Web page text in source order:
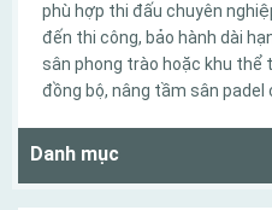
phù hợp thi đấu chuyên
đến thi công, bảo hành dài
sân phong trào hoặc khu thể
đồng bộ, nâng tầm sân
Danh mục